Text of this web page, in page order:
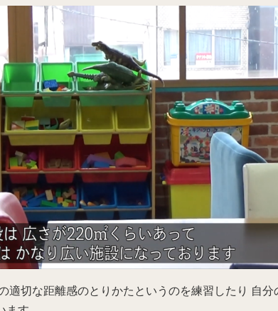
適切な距離感のとりかたというのを練習したり 自分